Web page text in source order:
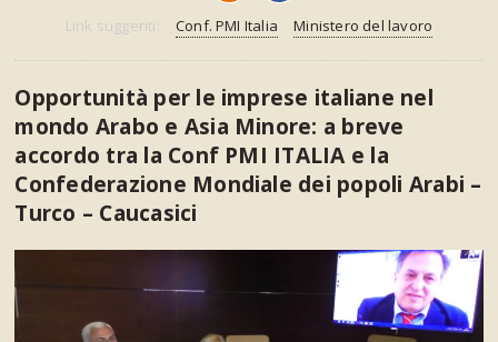
Link suggeriti: Conf. PMI Italia Ministero del lavoro
Opportunità per le imprese italiane nel
mondo Arabo e Asia Minore: a breve
accordo tra la Conf PMI ITALIA e la
Confederazione Mondiale dei popoli Arabi –
Turco – Caucasici